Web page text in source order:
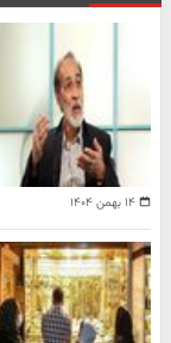
۱۴ بهمن ۱۴۰۴